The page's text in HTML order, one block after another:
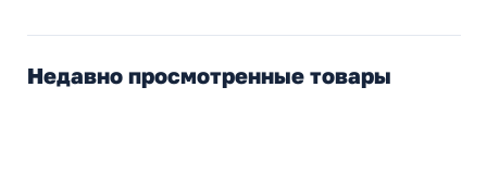
Недавно просмотренные товары